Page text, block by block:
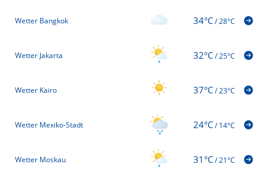
Wetter Bangkok 34°C/28°C
Wetter Jakarta 32°C/25°C
Wetter Kairo 37°C/23°C
Wetter Mexiko-Stadt 24°C/14°C
Wetter Moskau 31°C/21°C